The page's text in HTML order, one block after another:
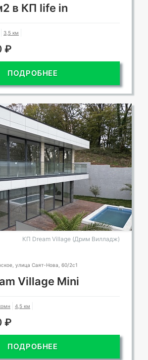
в КП life in
3,5 км
₽
ПОДРОБНЕЕ
КП Dream Village (Дрим Вилладж)
улица Саят-Нова, 60/2с1
Village Mini
4,5 км
₽
ПОДРОБНЕЕ